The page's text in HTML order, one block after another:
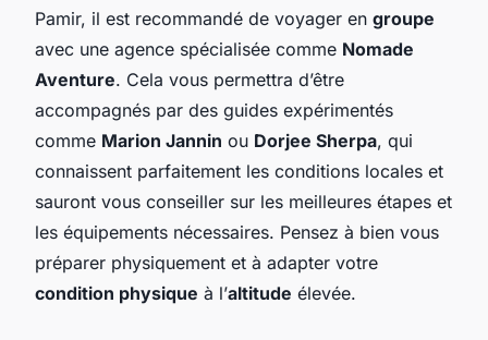
Pamir, il est recommandé de voyager en groupe
avec une agence spécialisée comme Nomade
Aventure. Cela vous permettra d’être
accompagnés par des guides expérimentés
comme Marion Jannin ou Dorjee Sherpa, qui
connaissent parfaitement les conditions locales et
sauront vous conseiller sur les meilleures étapes et
les équipements nécessaires. Pensez à bien vous
préparer physiquement et à adapter votre
condition physique à l’altitude élevée.